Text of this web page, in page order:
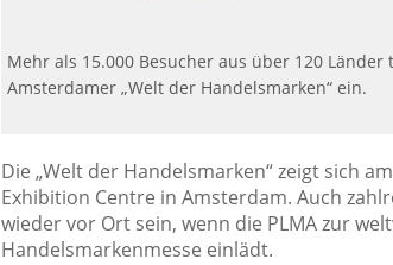
Mehr als 15.000 Besucher aus über 120
Amsterdamer „Welt der Handelsmarken“ ein.
Die „Welt der Handelsmarken“ zeigt sich
Exhibition Centre in Amsterdam. Auch
wieder vor Ort sein, wenn die PLMA zur
Handelsmarkenmesse einlädt.